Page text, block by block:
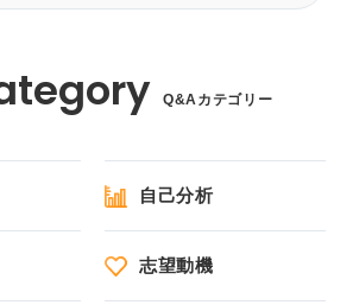
Q&Aカテゴリー
自己分析
志望動機